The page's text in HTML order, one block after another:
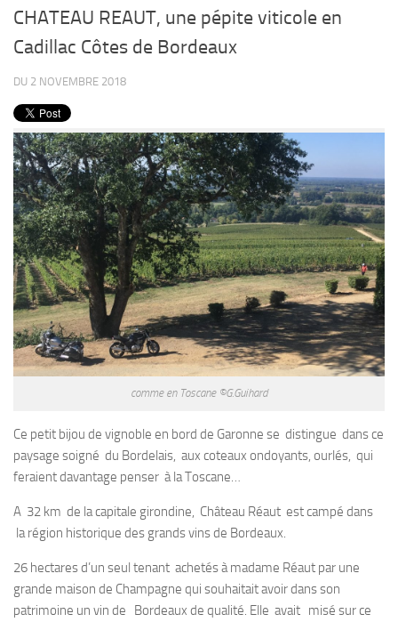
Entrées
Plats
Desserts
Sauces
CHATEAU REAUT, une pépite viticole en
Cadillac Côtes de Bordeaux
DU 2 NOVEMBRE 2018
comme en Toscane ©G.Guihard
Ce petit bijou de vignoble en bord de Garonne se distingue dans ce
paysage soigné du Bordelais, aux coteaux ondoyants, ourlés, qui
feraient davantage penser à la Toscane…
A 32 km de la capitale girondine, Château Réaut est campé dans
la région historique des grands vins de Bordeaux.
26 hectares d’un seul tenant achetés à madame Réaut par une
grande maison de Champagne qui souhaitait avoir dans son
patrimoine un vin de Bordeaux de qualité. Elle avait misé sur ce